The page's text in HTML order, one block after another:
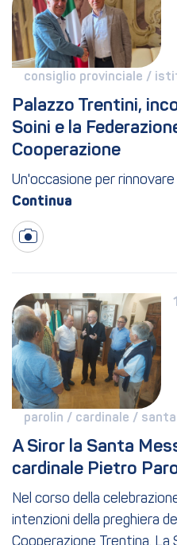
consiglio provinciale /
Palazzo Trentini,
Soini e la
Cooperazione
Un'occasione per
parolin / cardinale /
A Siror la Santa
cardinale Pietro
Nel corso della
intenzioni della preghiera